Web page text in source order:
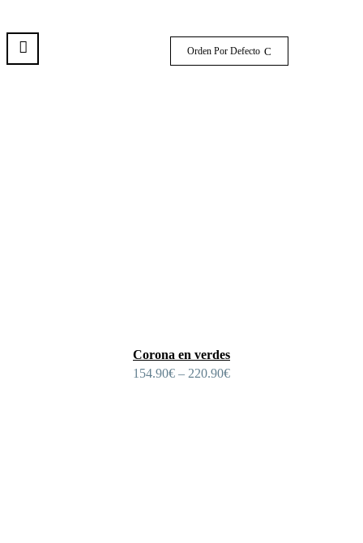
Orden Por Defecto
Corona en verdes
154.90€ – 220.90€